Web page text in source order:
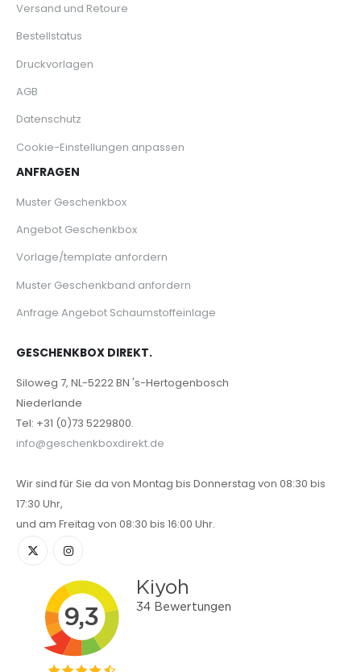
Versand und Retoure
Bestellstatus
Druckvorlagen
AGB
Datenschutz
Cookie-Einstellungen anpassen
ANFRAGEN
Muster Geschenkbox
Angebot Geschenkbox
Vorlage/template anfordern
Muster Geschenkband anfordern
Anfrage Angebot Schaumstoffeinlage
GESCHENKBOX DIREKT.
Siloweg 7, NL-5222 BN 's-Hertogenbosch
Niederlande
Tel: +31 (0)73 5229800.
info@geschenkboxdirekt.de
Wir sind für Sie da von Montag bis Donnerstag von 08:30 bis
17:30 Uhr,
und am Freitag von 08:30 bis 16:00 Uhr.